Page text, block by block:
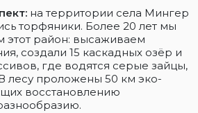
на территории села Мингер
торфяники. Более 20 лет мы
этот район: высаживаем
создали 15 каскадных озёр и
где водятся серые зайцы,
лесу проложены 50 км эко-
восстановлению